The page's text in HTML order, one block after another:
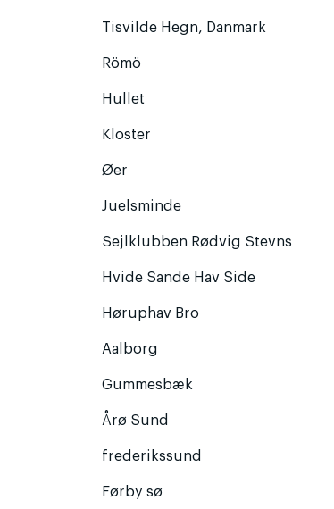
Tisvilde Hegn, Danmark
Römö
Hullet
Kloster
Øer
Juelsminde
Sejlklubben Rødvig Stevns
Hvide Sande Hav Side
Høruphav Bro
Aalborg
Gummesbæk
Årø Sund
frederikssund
Førby sø